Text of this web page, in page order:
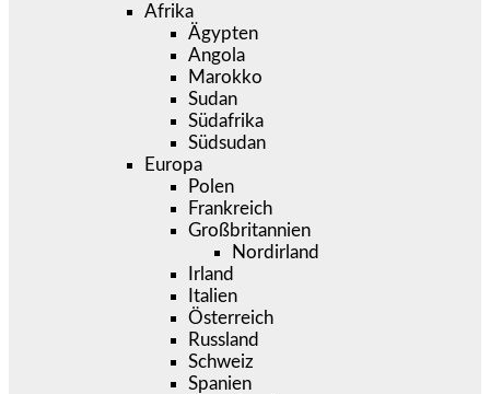
Afrika
Ägypten
Angola
Marokko
Sudan
Südafrika
Südsudan
Europa
Polen
Frankreich
Großbritannien
Nordirland
Irland
Italien
Österreich
Russland
Schweiz
Spanien